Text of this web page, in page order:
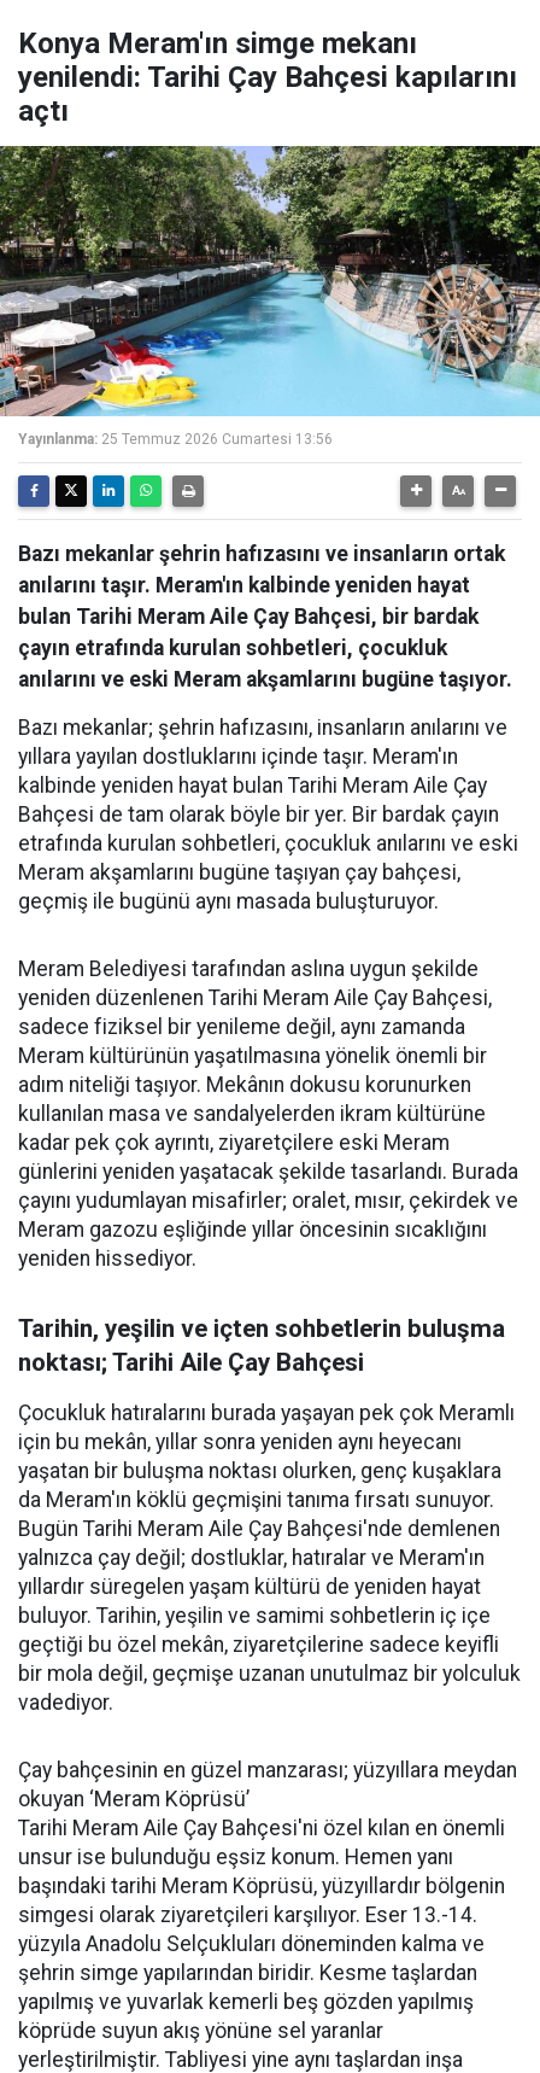
Konya Meram'ın simge mekanı
yenilendi: Tarihi Çay Bahçesi kapılarını
açtı
Yayınlanma: 25 Temmuz 2026 Cumartesi 13:56
Bazı mekanlar şehrin hafızasını ve insanların ortak
anılarını taşır. Meram'ın kalbinde yeniden hayat
bulan Tarihi Meram Aile Çay Bahçesi, bir bardak
çayın etrafında kurulan sohbetleri, çocukluk
anılarını ve eski Meram akşamlarını bugüne taşıyor.
Bazı mekanlar; şehrin hafızasını, insanların anılarını ve
yıllara yayılan dostluklarını içinde taşır. Meram'ın
kalbinde yeniden hayat bulan Tarihi Meram Aile Çay
Bahçesi de tam olarak böyle bir yer. Bir bardak çayın
etrafında kurulan sohbetleri, çocukluk anılarını ve eski
Meram akşamlarını bugüne taşıyan çay bahçesi,
geçmiş ile bugünü aynı masada buluşturuyor.
Meram Belediyesi tarafından aslına uygun şekilde
yeniden düzenlenen Tarihi Meram Aile Çay Bahçesi,
sadece fiziksel bir yenileme değil, aynı zamanda
Meram kültürünün yaşatılmasına yönelik önemli bir
adım niteliği taşıyor. Mekânın dokusu korunurken
kullanılan masa ve sandalyelerden ikram kültürüne
kadar pek çok ayrıntı, ziyaretçilere eski Meram
günlerini yeniden yaşatacak şekilde tasarlandı. Burada
çayını yudumlayan misafirler; oralet, mısır, çekirdek ve
Meram gazozu eşliğinde yıllar öncesinin sıcaklığını
yeniden hissediyor.
Tarihin, yeşilin ve içten sohbetlerin buluşma
noktası; Tarihi Aile Çay Bahçesi
Çocukluk hatıralarını burada yaşayan pek çok Meramlı
için bu mekân, yıllar sonra yeniden aynı heyecanı
yaşatan bir buluşma noktası olurken, genç kuşaklara
da Meram'ın köklü geçmişini tanıma fırsatı sunuyor.
Bugün Tarihi Meram Aile Çay Bahçesi'nde demlenen
yalnızca çay değil; dostluklar, hatıralar ve Meram'ın
yıllardır süregelen yaşam kültürü de yeniden hayat
buluyor. Tarihin, yeşilin ve samimi sohbetlerin iç içe
geçtiği bu özel mekân, ziyaretçilerine sadece keyifli
bir mola değil, geçmişe uzanan unutulmaz bir yolculuk
vadediyor.
Çay bahçesinin en güzel manzarası; yüzyıllara meydan
okuyan ‘Meram Köprüsü’
Tarihi Meram Aile Çay Bahçesi'ni özel kılan en önemli
unsur ise bulunduğu eşsiz konum. Hemen yanı
başındaki tarihi Meram Köprüsü, yüzyıllardır bölgenin
simgesi olarak ziyaretçileri karşılıyor. Eser 13.-14.
yüzyıla Anadolu Selçukluları döneminden kalma ve
şehrin simge yapılarından biridir. Kesme taşlardan
yapılmış ve yuvarlak kemerli beş gözden yapılmış
köprüde suyun akış yönüne sel yaranlar
yerleştirilmiştir. Tabliyesi yine aynı taşlardan inşa